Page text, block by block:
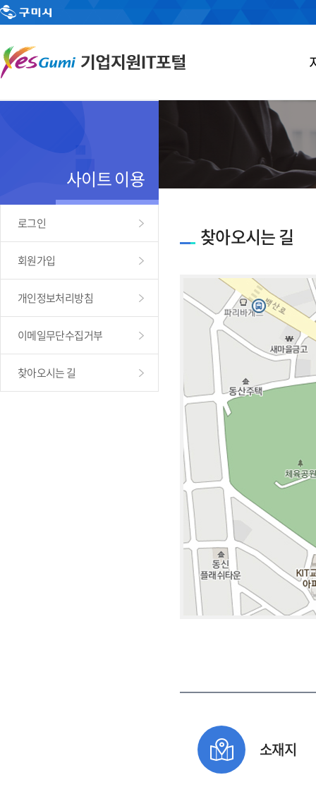
사이트 이용
로그인
회원가입
개인정보처리방침
이메일무단수집거부
찾아오시는 길
찾아오시는 길
소재지